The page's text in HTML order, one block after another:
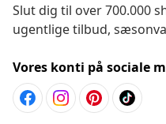
Slut dig til over 700.000
ugentlige tilbud,
Vores konti på sociale